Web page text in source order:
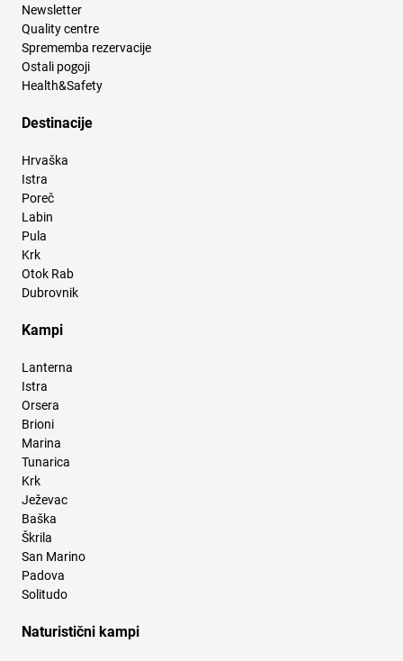
Newsletter
Quality centre
Sprememba rezervacije
Ostali pogoji
Health&Safety
Destinacije
Hrvaška
Istra
Poreč
Labin
Pula
Krk
Otok Rab
Dubrovnik
Kampi
Lanterna
Istra
Orsera
Brioni
Marina
Tunarica
Krk
Ježevac
Baška
Škrila
San Marino
Padova
Solitudo
Naturistični kampi